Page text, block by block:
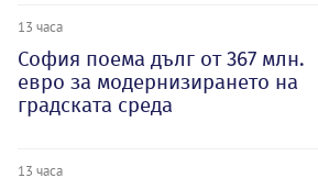
13 часа
София поема дълг от 367 млн.
евро за модернизирането на
градската среда
13 часа